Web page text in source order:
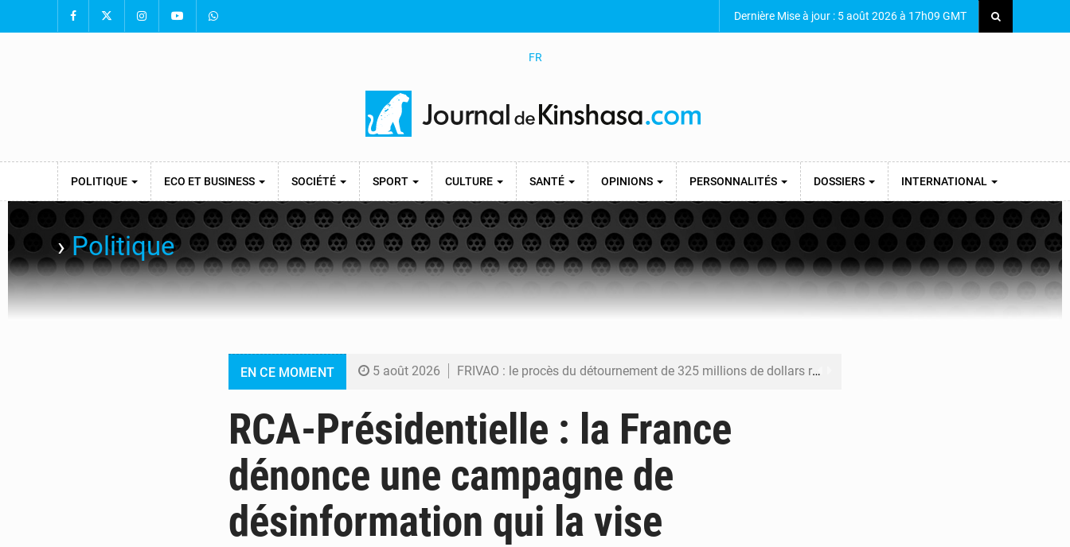
Dernière Mise à jour : 5 août 2026 à 17h09 GMT
FR
POLITIQUE ECO ET BUSINESS SOCIÉTÉ SPORT CULTURE SANTÉ OPINIONS PERSONNALITÉS DOSSIERS INTERNATIONAL
›Politique
EN CE MOMENT 5 août 2026 FRIVAO : le procès du détournement de 325 millions de dollars reporté à la mi-août
5 août 2026 Génocide, guerres et pillages : La RDC obtient un calendrier judiciaire contre le Rwanda à la CIJ
5 août 2026 Alerte Ebola à Kinshasa : Un bateau sous haute surveillance accoste à Maluku avec 200 passagers à bord
5 août 2026 RDC : Christian Bosembe annonce la fermeture imminente de TikTok pour stopper la propagande de l’AFC-M23
RCA-Présidentielle : la France
dénonce une campagne de
désinformation qui la vise